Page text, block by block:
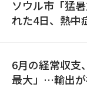
ソウル市「猛
れた4日、熱中
6月の経常収支
最大」…輸出